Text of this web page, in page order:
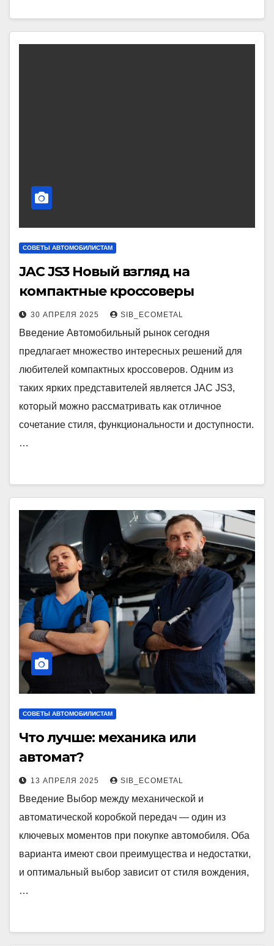
СОВЕТЫ АВТОМОБИЛИСТАМ
JAC JS3 Новый взгляд на
компактные кроссоверы
30 АПРЕЛЯ 2025 SIB_ECOMETAL
Введение Автомобильный рынок сегодня
предлагает множество интересных решений для
любителей компактных кроссоверов. Одним из
таких ярких представителей является JAC JS3,
который можно рассматривать как отличное
сочетание стиля, функциональности и доступности.
…
СОВЕТЫ АВТОМОБИЛИСТАМ
Что лучше: механика или
автомат?
13 АПРЕЛЯ 2025 SIB_ECOMETAL
Введение Выбор между механической и
автоматической коробкой передач — один из
ключевых моментов при покупке автомобиля. Оба
варианта имеют свои преимущества и недостатки,
и оптимальный выбор зависит от стиля вождения,
…